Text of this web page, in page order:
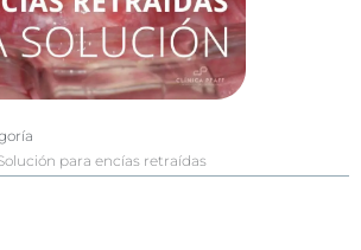
para encías retraídas